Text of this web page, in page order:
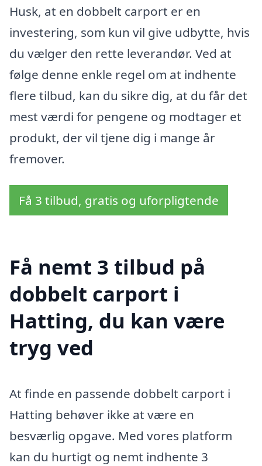
Husk, at en dobbelt carport er en
investering, som kun vil give udbytte, hvis
du vælger den rette leverandør. Ved at
følge denne enkle regel om at indhente
flere tilbud, kan du sikre dig, at du får det
mest værdi for pengene og modtager et
produkt, der vil tjene dig i mange år
fremover.
Få 3 tilbud, gratis og uforpligtende
Få nemt 3 tilbud på
dobbelt carport i
Hatting, du kan være
tryg ved
At finde en passende dobbelt carport i
Hatting behøver ikke at være en
besværlig opgave. Med vores platform
kan du hurtigt og nemt indhente 3